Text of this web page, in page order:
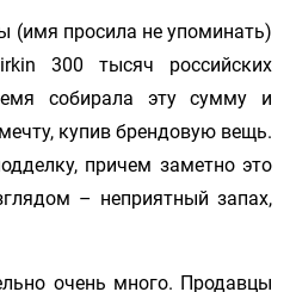
(имя просила не упоминать)
300 тысяч российских
собирала эту сумму и
купив брендовую вещь.
причем заметно это
– неприятный запах,
очень много. Продавцы